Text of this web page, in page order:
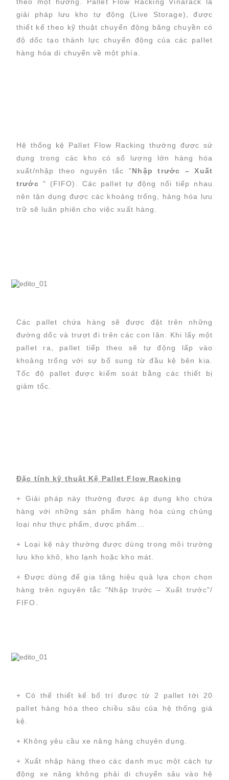
giải pháp lưu kho tự động (Live Storage), được
thiết kế theo kỹ thuật chuyển động băng chuyền có
độ dốc tạo thành lực chuyển động của các pallet
hàng hóa di chuyển về một phía.
Hệ thống kệ Pallet Flow Racking thường được sử
dụng trong các kho có số lượng lớn hàng hóa
xuất/nhập theo nguyên tắc "Nhập trước – Xuất
trước " (FIFO). Các pallet tự động nối tiếp nhau
nên tận dụng được các khoảng trống, hàng hóa lưu
trữ sẽ luân phiên cho việc xuất hàng.
Các pallet chứa hàng sẽ được đặt trên những
đường dốc và trượt đi trên các con lăn. Khi lấy một
pallet ra, pallet tiếp theo sẽ tự động lấp vào
khoảng trống với sự bổ sung từ đầu kệ bên kia.
Tốc độ pallet được kiểm soát bằng các thiết bị
giảm tốc.
Đặc tính kỹ thuật Kệ Pallet Flow Racking
+ Giải pháp này thường được áp dụng kho chứa
hàng với những sản phẩm hàng hóa cùng chủng
loại như thực phẩm, dược phẩm...
+ Loại kệ này thường được dùng trong môi trường
lưu kho khô, kho lạnh hoặc kho mát.
+ Được dùng để gia tăng hiệu quả lựa chọn chọn
hàng trên nguyên tắc "Nhập trước – Xuất trước"/
FIFO.
+ Có thể thiết kế bố trí được từ 2 pallet tới 20
pallet hàng hóa theo chiều sâu của hệ thống giá
kệ.
+ Không yêu cầu xe nâng hàng chuyên dụng.
+ Xuất nhập hàng theo các danh mục một cách tự
động xe nâng không phải di chuyển sâu vào hệ